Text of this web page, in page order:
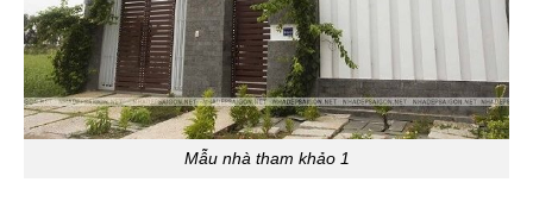
Mẫu nhà tham khảo 1